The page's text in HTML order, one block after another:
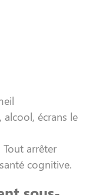
écrans le
arrêter
cognitive.